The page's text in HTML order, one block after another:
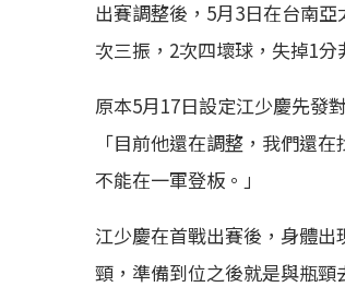
出賽調整後，5月3日在台南
次三振，2次四壞球，失掉1分
原本5月17日設定江少慶先發
「目前他還在調整，我們還
不能在一軍登板。」
江少慶在首戰出賽後，身體
頸，準備到位之後就是與瓶頸